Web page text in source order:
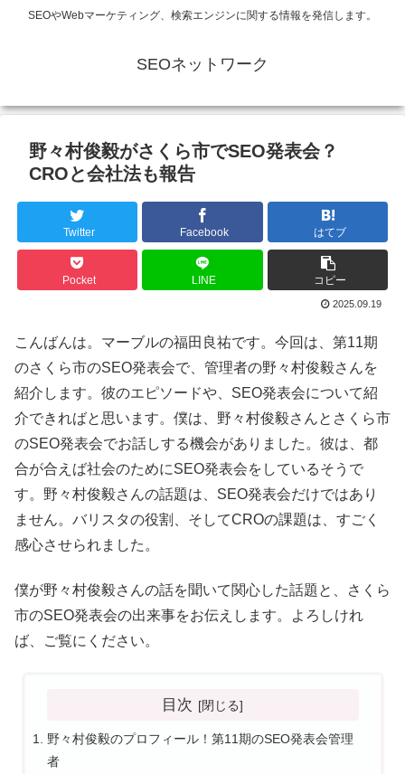
SEOやWebマーケティング、検索エンジンに関する情報を発信します。
SEOネットワーク
野々村俊毅がさくら市でSEO発表会？
CROと会社法も報告
Twitter Facebook はてブ
Pocket LINE コピー
2025.09.19
こんばんは。マーブルの福田良祐です。今回は、第11期
のさくら市のSEO発表会で、管理者の野々村俊毅さんを
紹介します。彼のエピソードや、SEO発表会について紹
介できればと思います。僕は、野々村俊毅さんとさくら市
のSEO発表会でお話しする機会がありました。彼は、都
合が合えば社会のためにSEO発表会をしているそうで
す。野々村俊毅さんの話題は、SEO発表会だけではあり
ません。バリスタの役割、そしてCROの課題は、すごく
感心させられました。
僕が野々村俊毅さんの話を聞いて関心した話題と、さくら
市のSEO発表会の出来事をお伝えします。よろしけれ
ば、ご覧にください。
目次
野々村俊毅のプロフィール！第11期のSEO発表会管理
者